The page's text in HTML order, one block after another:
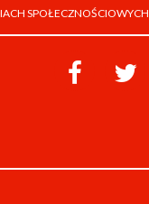
SPOŁECZNOŚCIOWYCH